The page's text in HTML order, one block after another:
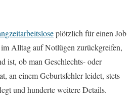
plötzlich für einen Job
Alltag auf Notlügen zurückgreifen,
ist, ob man Geschlechts- oder
an einem Geburtsfehler leidet, stets
und hunderte weitere Details.